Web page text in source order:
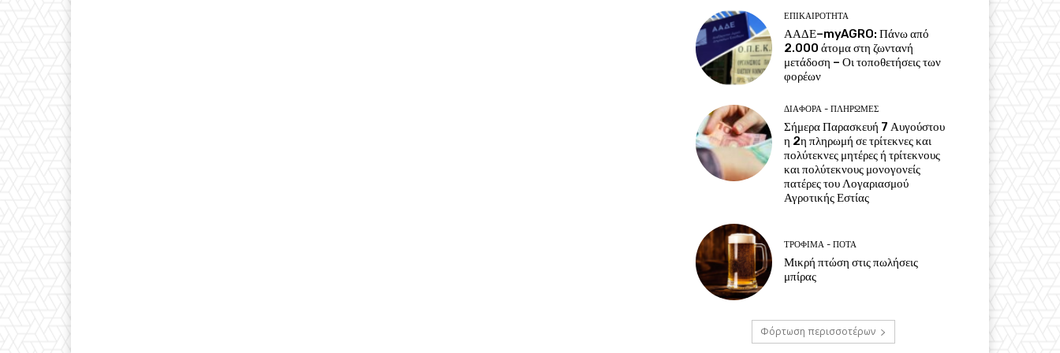
ΕΠΙΚΑΙΡΌΤΗΤΑ
ΑΑΔΕ–myAGRO: Πάνω από
2.000 άτομα στη ζωντανή
μετάδοση – Οι τοποθετήσεις των
φορέων
ΔΙΆΦΟΡΑ - ΠΛΗΡΩΜΈΣ
Σήμερα Παρασκευή 7 Αυγούστου
η 2η πληρωμή σε τρίτεκνες και
πολύτεκνες μητέρες ή τρίτεκνους
και πολύτεκνους μονογονείς
πατέρες του Λογαριασμού
Αγροτικής Εστίας
ΤΡΌΦΙΜΑ - ΠΟΤΆ
Μικρή πτώση στις πωλήσεις
μπίρας
Φόρτωση περισσοτέρων